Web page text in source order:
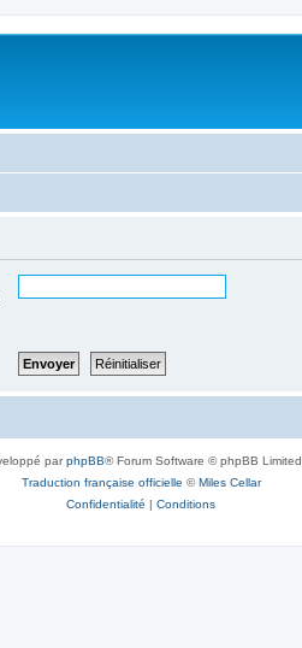
parphpBB® Forum Software © phpBB Limited
Traduction française officielle ©Miles Cellar
Confidentialité | Conditions